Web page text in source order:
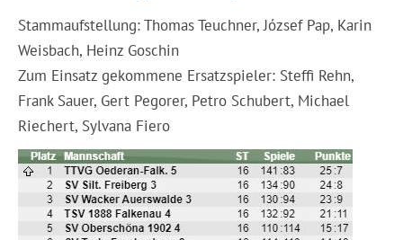
Stammaufstellung: Thomas Teuchner, József Pap, Karin
Weisbach, Heinz Goschin
Zum Einsatz gekommene Ersatzspieler: Steffi Rehn,
Frank Sauer, Gert Pegorer, Petro Schubert, Michael
Riechert, Sylvana Fiero